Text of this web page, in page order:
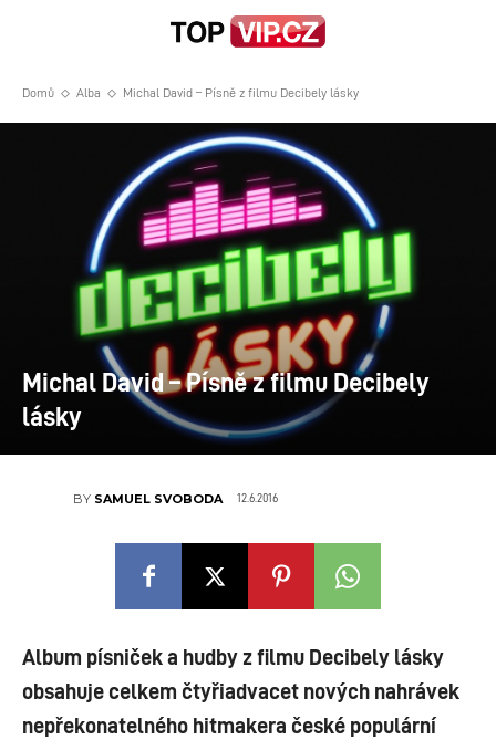
Domů Alba Michal David – Písně z filmu Decibely lásky
Michal David – Písně z filmu Decibely
lásky
BY SAMUEL SVOBODA 12.6.2016
Album písniček a hudby z filmu Decibely lásky
obsahuje celkem čtyřiadvacet nových nahrávek
nepřekonatelného hitmakera české populární